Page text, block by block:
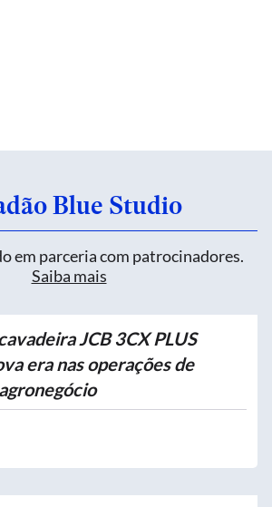
Blue Studio
em parceria com patrocinadores.
Saiba mais
JCB 3CX PLUS
era nas operações de